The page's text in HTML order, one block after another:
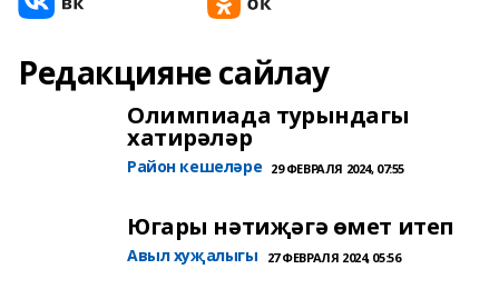
Редакцияне сайлау
Олимпиада турындагы
хатирәләр
Район кешеләре 29 ФЕВРАЛЯ 2024, 07:55
Югары нәтиҗәгә өмет итеп
Авыл хуҗалыгы 27 ФЕВРАЛЯ 2024, 05:56